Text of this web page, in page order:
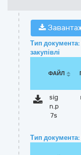
Тип
закупівлі
ФАЙЛ
sig
n.p
7s
Тип